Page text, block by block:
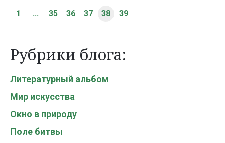
1 ... 35 36 37 38 39
Рубрики блога:
Литературный альбом
Мир искусства
Окно в природу
Поле битвы